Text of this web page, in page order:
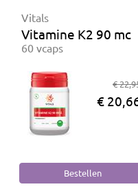
Vitals
Vitamine K2 90 mcg
60 vcaps
€
€